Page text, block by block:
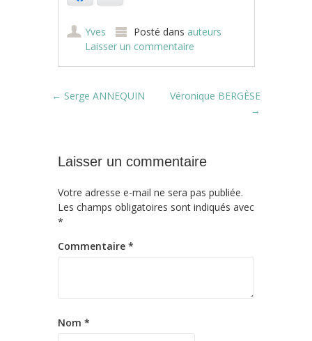
Yves Posté dans auteurs
Laisser un commentaire
Post navigation
← Serge ANNEQUIN
Véronique BERGÈSE
→
Laisser un commentaire
Votre adresse e-mail ne sera pas publiée.
Les champs obligatoires sont indiqués avec
*
Commentaire *
Nom *